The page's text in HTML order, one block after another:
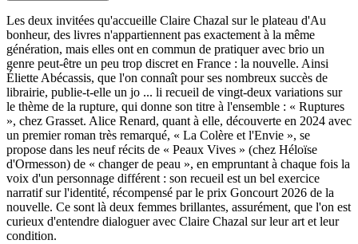
Les deux invitées qu'accueille Claire Chazal sur le plateau d'Au
bonheur, des livres n'appartiennent pas exactement à la même
génération, mais elles ont en commun de pratiquer avec brio un
genre peut-être un peu trop discret en France : la nouvelle. Ainsi
Éliette Abécassis, que l'on connaît pour ses nombreux succès de
librairie, publie-t-elle un jo ... li recueil de vingt-deux variations sur
le thème de la rupture, qui donne son titre à l'ensemble : « Ruptures
», chez Grasset. Alice Renard, quant à elle, découverte en 2024 avec
un premier roman très remarqué, « La Colère et l'Envie », se
propose dans les neuf récits de « Peaux Vives » (chez Héloïse
d'Ormesson) de « changer de peau », en empruntant à chaque fois la
voix d'un personnage différent : son recueil est un bel exercice
narratif sur l'identité, récompensé par le prix Goncourt 2026 de la
nouvelle. Ce sont là deux femmes brillantes, assurément, que l'on est
curieux d'entendre dialoguer avec Claire Chazal sur leur art et leur
condition.